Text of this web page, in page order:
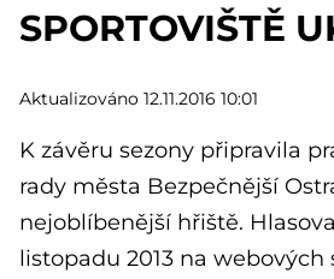
SPORTOVIŠTĚ
Aktualizováno 12.11.2016 10:01
K závěru sezony připravila
rady města Bezpečnější
nejoblíbenější hřiště.
listopadu 2013 na webových